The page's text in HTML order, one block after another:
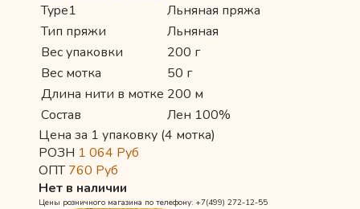
Type1
Льняная пряжа
Тип пряжи
Льняная
Вес упаковки
200 г
Вес мотка
50 г
Длина нити в мотке 200 м
Состав
Лен 100%
Цена за 1 упаковку (4 мотка)
РОЗН 1 064 Руб
ОПТ760 Руб
Нет в наличии
Цены розничного магазина по телефону: +7(499) 272-12-55